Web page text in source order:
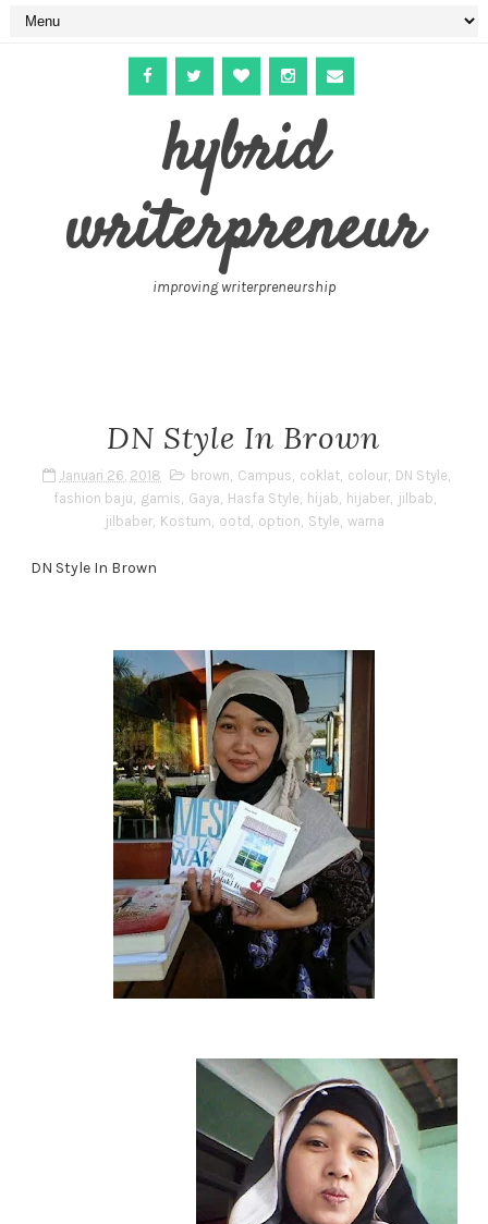
hybrid
writerpreneur
improving writerpreneurship
DN Style In Brown
Januari 26, 2018 brown, Campus, coklat, colour, DN Style,
fashion baju, gamis, Gaya, Hasfa Style, hijab, hijaber, jilbab,
jilbaber, Kostum, ootd , option, Style, warna
DN Style In Brown